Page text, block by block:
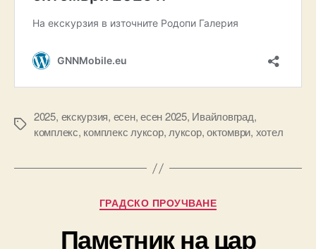
Tags
2025, екскурзия, есен,есен 2025, Ивайловград,
комплекс, комплекс луксор,луксор,октомври, хотел
Categories
ГРАДСКО ПРОУЧВАНЕ
Паметник на цар